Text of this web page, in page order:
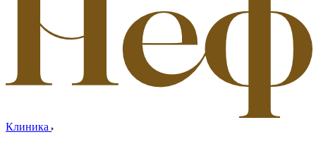
Клиника